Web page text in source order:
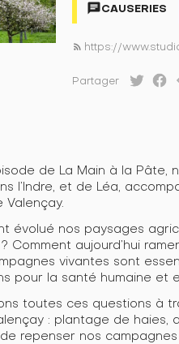
chatCAUSERIES
rss_feed https://
Partager
de La Main à la Pâte,
l’Indre, et de Léa,
Valençay.
évolué nos paysages
Comment aujourd’hui
vivantes sont
pour la santé humaine et
toutes ces questions à
: plantage de
repenser nos